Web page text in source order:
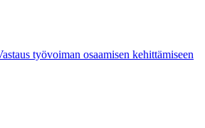
työvoiman osaamisen kehittämiseen